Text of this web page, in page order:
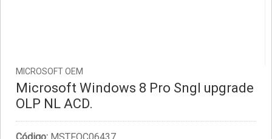
MICROSOFT OEM
Microsoft Windows 8 Pro Sngl upgrade
OLP NL ACD.
Código: MSTFQC06437